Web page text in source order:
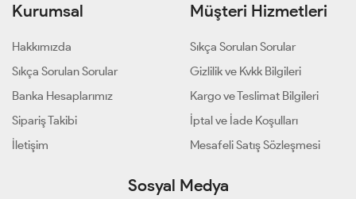
Kurumsal
Hakkımızda
Sıkça Sorulan Sorular
Banka Hesaplarımız
Sipariş Takibi
İletişim
Müşteri Hizmetleri
Sıkça Sorulan Sorular
Gizlilik ve Kvkk Bilgileri
Kargo ve Teslimat Bilgileri
İptal ve İade Koşulları
Mesafeli Satış Sözleşmesi
Sosyal Medya